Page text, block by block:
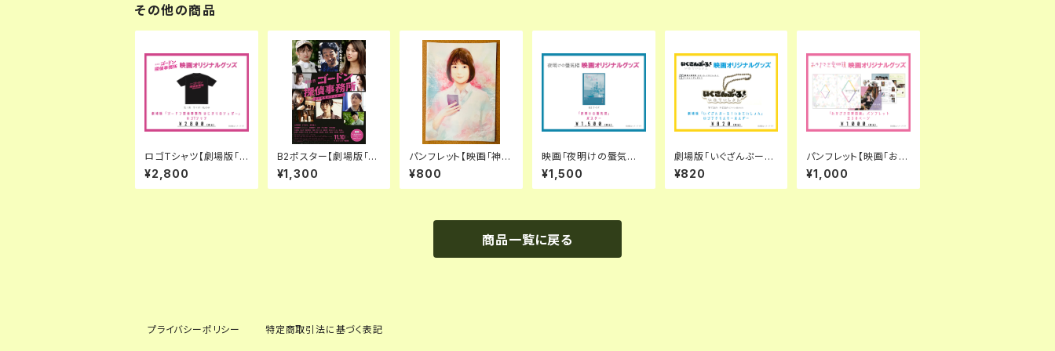
その他の商品
ロゴTシャツ【劇場版「ゴ
ードン探偵事務所 はじ
まりのシュガー」】
¥2,800
B2ポスター【劇場版「ゴ
ードン探偵事務所 はじ
まりのシュガー」】
¥1,300
パンフレット【映画「神の
発明。悪魔の発明。」】
¥800
映画「夜明けの蜃気楼」
B2ポスター
¥1,500
劇場版「いぐざんぷー
る！いみていしょん」アク
リルキーホルダー
¥820
パンフレット【映画「おか
ざき恋愛四鏡」】
¥1,000
商品一覧に戻る
プライバシーポリシー 特定商取引法に基づく表記